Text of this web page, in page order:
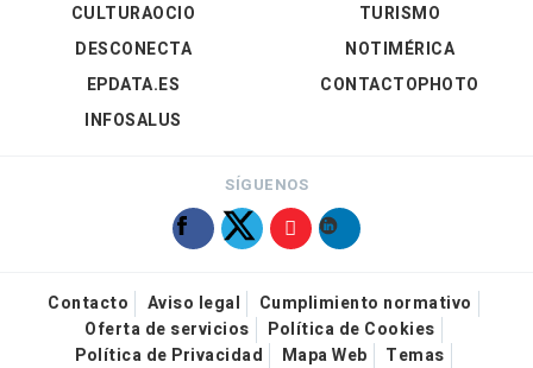
CULTURAOCIO
DESCONECTA
EPDATA.ES
INFOSALUS
TURISMO
NOTIMÉRICA
CONTACTOPHOTO
SÍGUENOS
Contacto Aviso legal
Cumplimiento normativo
Oferta de servicios
Política de Cookies
Política de Privacidad
Mapa Web Temas